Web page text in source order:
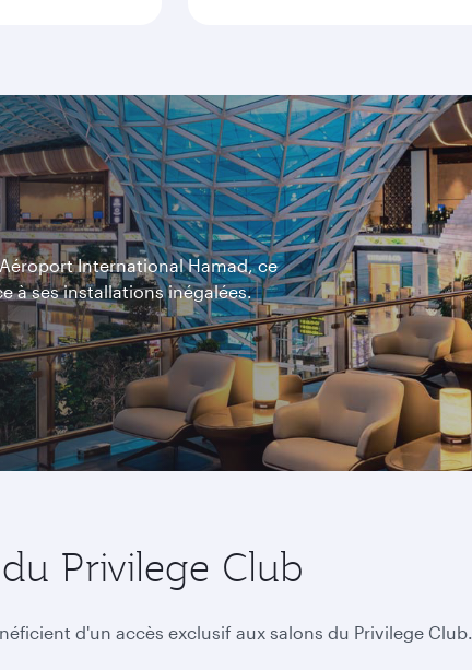
International Hamad, ce
à ses installations inégalées.
Privilege Club
d'un accès exclusif aux salons du Privilege Club.